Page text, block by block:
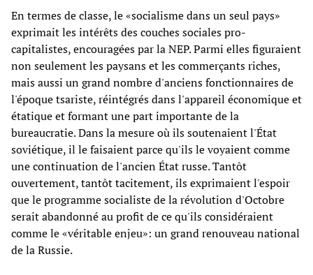
En termes de classe, le «socialisme dans un seul pays»
exprimait les intérêts des couches sociales pro-
capitalistes, encouragées par la NEP. Parmi elles figuraient
non seulement les paysans et les commerçants riches,
mais aussi un grand nombre d'anciens fonctionnaires de
l'époque tsariste, réintégrés dans l'appareil économique et
étatique et formant une part importante de la
bureaucratie. Dans la mesure où ils soutenaient l'État
soviétique, il le faisaient parce qu'ils le voyaient comme
une continuation de l'ancien État russe. Tantôt
ouvertement, tantôt tacitement, ils exprimaient l'espoir
que le programme socialiste de la révolution d'Octobre
serait abandonné au profit de ce qu'ils considéraient
comme le «véritable enjeu»: un grand renouveau national
de la Russie.